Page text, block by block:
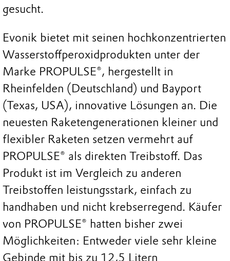
gesucht.
Evonik bietet mit seinen hochkonzentrierten
Wasserstoffperoxidprodukten unter der
Marke PROPULSE®, hergestellt in
Rheinfelden (Deutschland) und Bayport
(Texas, USA), innovative Lösungen an. Die
neuesten Raketengenerationen kleiner und
flexibler Raketen setzen vermehrt auf
PROPULSE® als direkten Treibstoff. Das
Produkt ist im Vergleich zu anderen
Treibstoffen leistungsstark, einfach zu
handhaben und nicht krebserregend. Käufer
von PROPULSE® hatten bisher zwei
Möglichkeiten: Entweder viele sehr kleine
Gebinde mit bis zu 12,5 Litern